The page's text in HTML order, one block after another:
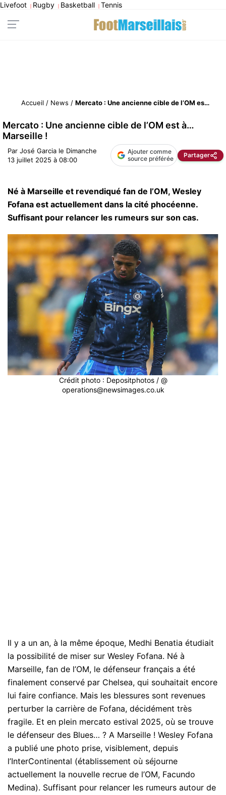
Livefoot | Rugby | Basketball | Tennis
Accueil / News / Mercato : Une ancienne cible de l’OM est à… Marseille !
Mercato : Une ancienne cible de l’OM est à…
Marseille !
Par José Garcia le Dimanche
13 juillet 2025 à 08:00
Ajouter comme
source préférée
Partager
Né à Marseille et revendiqué fan de l’OM, Wesley
Fofana est actuellement dans la cité phocéenne.
Suffisant pour relancer les rumeurs sur son cas.
Crédit photo : Depositphotos / @
operations@newsimages.co.uk
Il y a un an, à la même époque, Medhi Benatia étudiait
la possibilité de miser sur Wesley Fofana. Né à
Marseille, fan de l’OM, le défenseur français a été
finalement conservé par Chelsea, qui souhaitait encore
lui faire confiance. Mais les blessures sont revenues
perturber la carrière de Fofana, décidément très
fragile. Et en plein mercato estival 2025, où se trouve
le défenseur des Blues… ? A Marseille ! Wesley Fofana
a publié une photo prise, visiblement, depuis
l’InterContinental (établissement où séjourne
actuellement la nouvelle recrue de l’OM, Facundo
Medina). Suffisant pour relancer les rumeurs autour de